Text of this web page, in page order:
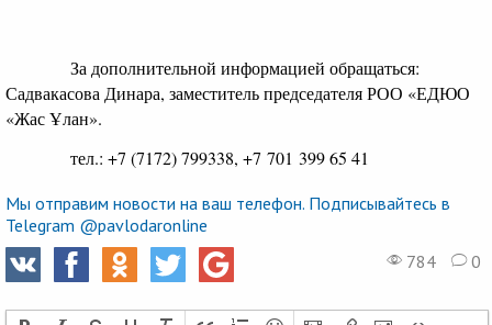
За дополнительной информацией обращаться:
Садвакасова Динара, заместитель председателя РОО «ЕДЮО
«Жас Ұлан».
тел.: +7 (7172) 799338, +7 701 399 65 41
Мы отправим новости на ваш телефон. Подписывайтесь в
Telegram @pavlodaronline
784
0